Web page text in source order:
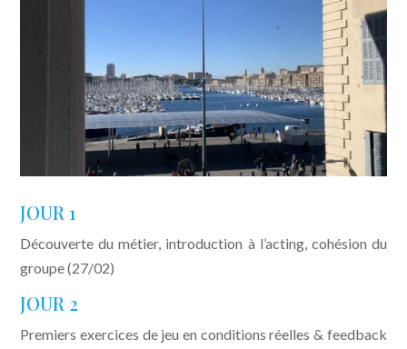
JOUR 1
Découverte du métier, introduction à l’acting, cohésion du
groupe (27/02)
JOUR 2
Premiers exercices de jeu en conditions réelles & feedback